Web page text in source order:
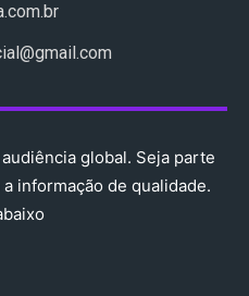
global. Seja parte
informação de qualidade.